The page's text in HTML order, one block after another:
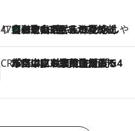
47都道府県の手みやげ ひんやりスイーツで夏を満喫
2026.8.9
【和歌山県】この夏絶対食べたい 冷やしておいしいおやつ3選 みかんがごろっと丸ごと入ったジュレ
CREA'S CHOICE
2026.8.7
「立川にも歌舞伎があるんだよ」 片岡仁左衛門・市川中車ら豪華座組みで4年目の立川立飛歌舞伎へ